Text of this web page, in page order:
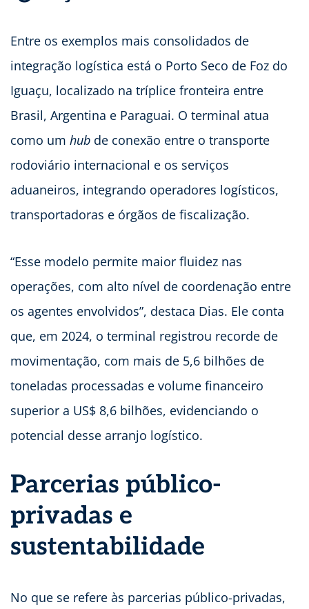
Entre os exemplos mais consolidados de
integração logística está o Porto Seco de Foz do
Iguaçu, localizado na tríplice fronteira entre
Brasil, Argentina e Paraguai. O terminal atua
como um hub de conexão entre o transporte
rodoviário internacional e os serviços
aduaneiros, integrando operadores logísticos,
transportadoras e órgãos de fiscalização.
“Esse modelo permite maior fluidez nas
operações, com alto nível de coordenação entre
os agentes envolvidos”, destaca Dias. Ele conta
que, em 2024, o terminal registrou recorde de
movimentação, com mais de 5,6 bilhões de
toneladas processadas e volume financeiro
superior a US$ 8,6 bilhões, evidenciando o
potencial desse arranjo logístico.
Parcerias público-
privadas e
sustentabilidade
No que se refere às parcerias público-privadas,